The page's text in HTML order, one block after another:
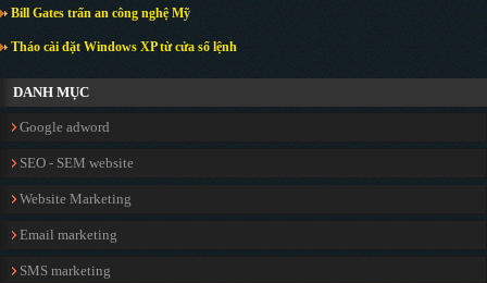
Bill Gates trấn an công nghệ Mỹ
Tháo cài đặt Windows XP từ cửa sổ lệnh
DANH MỤC
Google adword
SEO - SEM website
Website Marketing
Email marketing
SMS marketing